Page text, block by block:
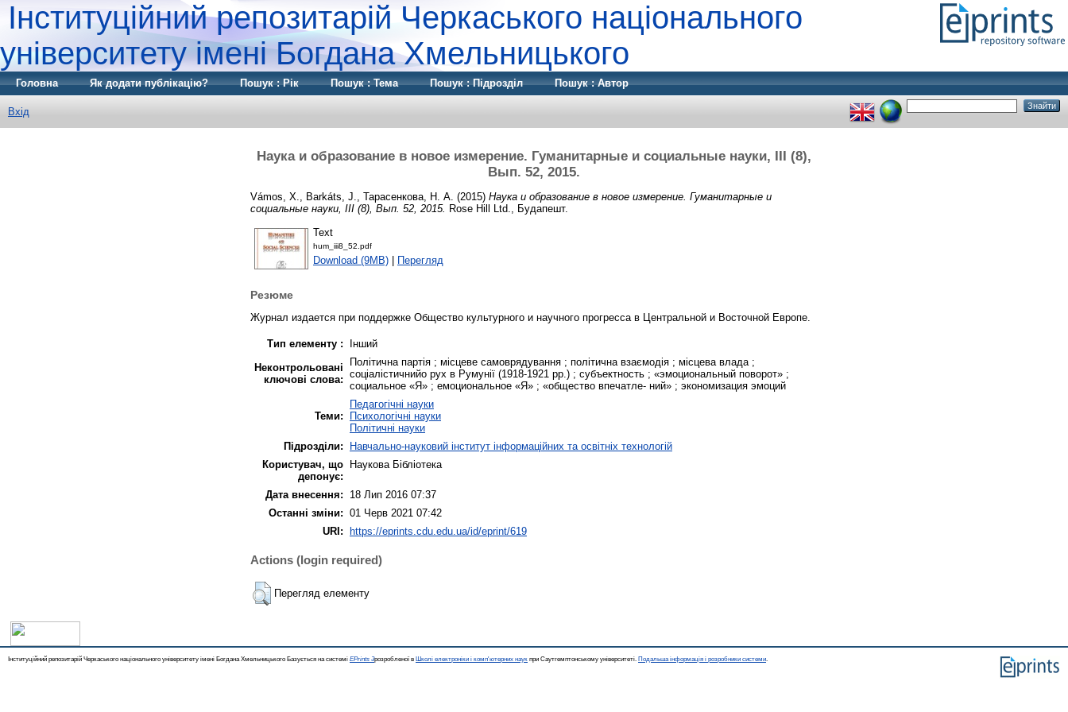
Інституційний репозитарій Черкаського національного
університету імені Богдана Хмельницького
Головна Як додати публікацію? Пошук : Рік Пошук : Тема Пошук : Підрозділ Пошук : Автор
Вхід
Наука и образование в новое измерение. Гуманитарные и социальные науки, III (8),
Вып. 52, 2015.
Vámos, X. Barkáts, J. Тарасенкова, Н. А. (2015) Наука и образование в новое измерение. Гуманитарные и
социальные науки, III (8), Вып. 52, 2015. Rose Hill Ltd., Будапешт.
Text
hum_iii8_52.pdf
Download (9MB) Перегляд
Резюме
Журнал издается при поддержке Общество культурного и научного прогресса в Центральной и Восточной Европе.
Тип елементу :
Інший
Неконтрольовані
ключові слова:
Політична партія ; місцеве самоврядування ; політична взаємодія ; місцева влада ;
соціалістичнийо рух в Румунії (1918-1921 рр.) ; субъектность ; «эмоциональный поворот» ;
социальное «Я» ; емоциональное «Я» ; «общество впечатле- ний» ; экономизация эмоций
Теми:
Педагогічні науки
Психологічні науки
Політичні науки
Підрозділи:
Навчально-науковий інститут інформаційних та освітніх технологій
Користувач, що
депонує:
Наукова Бібліотека
Дата внесення:
18 Лип 2016 07:37
Останні зміни: 01 Черв 2021 07:42
URI: https://eprints.cdu.edu.ua/id/eprint/619
Actions (login required)
Перегляд елементу
Інституційний репозитарій Черкаського національного університету імені Богдана Хмельницького Базується на системі EPrints 3розробленої в Школі електроніки і комп'ютерних наук при Саутгемптонському університеті. Подальша інформація і розробники системи